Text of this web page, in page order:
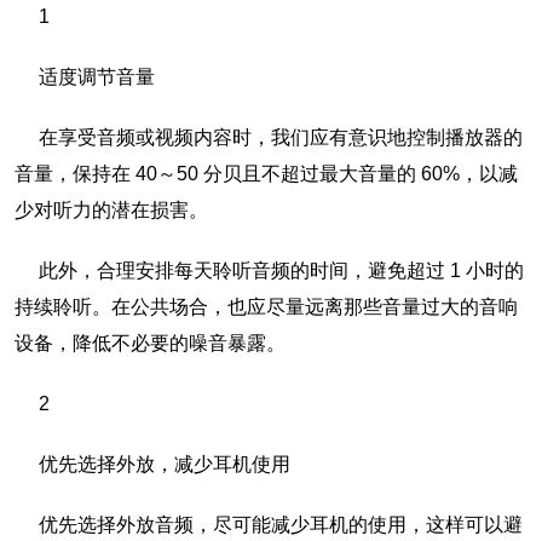
1
适度调节音量
在享受音频或视频内容时，我们应有意识地控制播放器的
音量，保持在 40～50 分贝且不超过最大音量的 60%，以减
少对听力的潜在损害。
此外，合理安排每天聆听音频的时间，避免超过 1 小时的
持续聆听。在公共场合，也应尽量远离那些音量过大的音响
设备，降低不必要的噪音暴露。
2
优先选择外放，减少耳机使用
优先选择外放音频，尽可能减少耳机的使用，这样可以避